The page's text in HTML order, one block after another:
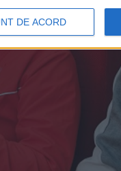
DE ACORD